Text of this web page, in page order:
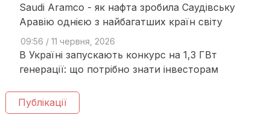
Saudi Aramco - як нафта зробила Саудівську
Аравію однією з найбагатших країн світу
09:56 / 11 червня, 2026
В Україні запускають конкурс на 1,3 ГВт
генерації: що потрібно знати інвесторам
Публікації